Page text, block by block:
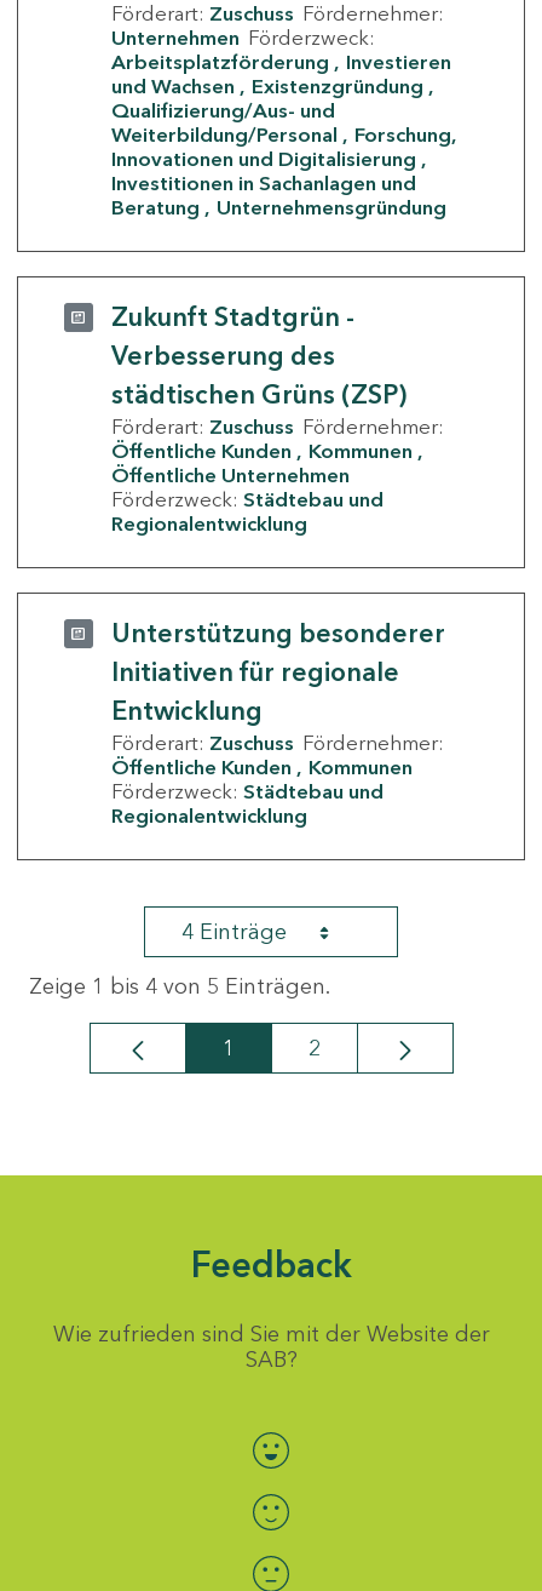
Förderart: Zuschuss Fördernehmer:
Unternehmen Förderzweck:
Arbeitsplatzförderung
Investieren
und Wachsen
Existenzgründung
Qualifizierung/Aus- und
Weiterbildung/Personal
Forschung,
Innovationen und Digitalisierung
Investitionen in Sachanlagen und
Beratung
Unternehmensgründung
Zukunft Stadtgrün -
Verbesserung des
städtischen Grüns (ZSP)
Förderart: Zuschuss Fördernehmer:
Öffentliche Kunden
Kommunen
Öffentliche Unternehmen
Förderzweck: Städtebau und
Regionalentwicklung
Unterstützung besonderer
Initiativen für regionale
Entwicklung
Förderart: Zuschuss Fördernehmer:
Öffentliche Kunden
Kommunen
Förderzweck: Städtebau und
Regionalentwicklung
4 Einträge
Zeige 1 bis 4 von 5 Einträgen.
Seite
1 Seite
2
Feedback
Wie zufrieden sind Sie mit der Website der
SAB?
Bewertung auswählen